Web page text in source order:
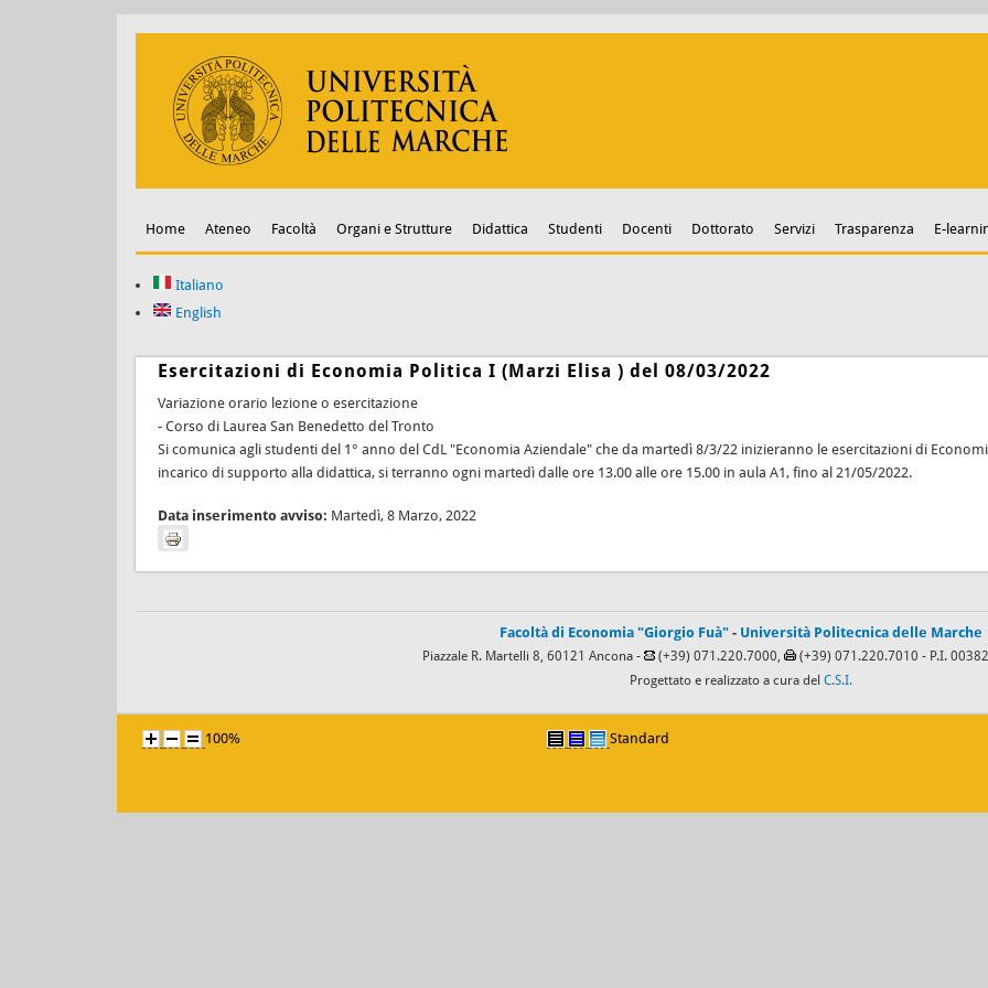
Home Ateneo Facoltà Organi e Strutture Didattica Studenti Docenti Dottorato Servizi Trasparenza E-
Italiano
English
Esercitazioni di Economia Politica I (Marzi Elisa ) del 08/03/2022
Variazione orario lezione o esercitazione
- Corso di Laurea San Benedetto del Tronto
Si comunica agli studenti del 1° anno del CdL "Economia Aziendale" che da martedì 8/3/22 inizieranno le esercitazioni di
incarico di supporto alla didattica, si terranno ogni martedì dalle ore 13.00 alle ore 15.00 in aula A1, fino al 21/05/2022.
Data inserimento avviso: Martedì, 8 Marzo, 2022
Facoltà di Economia "Giorgio Fuà" - Università Politecnica delle Marche
Piazzale R. Martelli 8, 60121 Ancona - (+39) 071.220.7000, (+39) 071.220.7010 - P.I.
Progettato e realizzato a cura del C.S.I.
100% Standard